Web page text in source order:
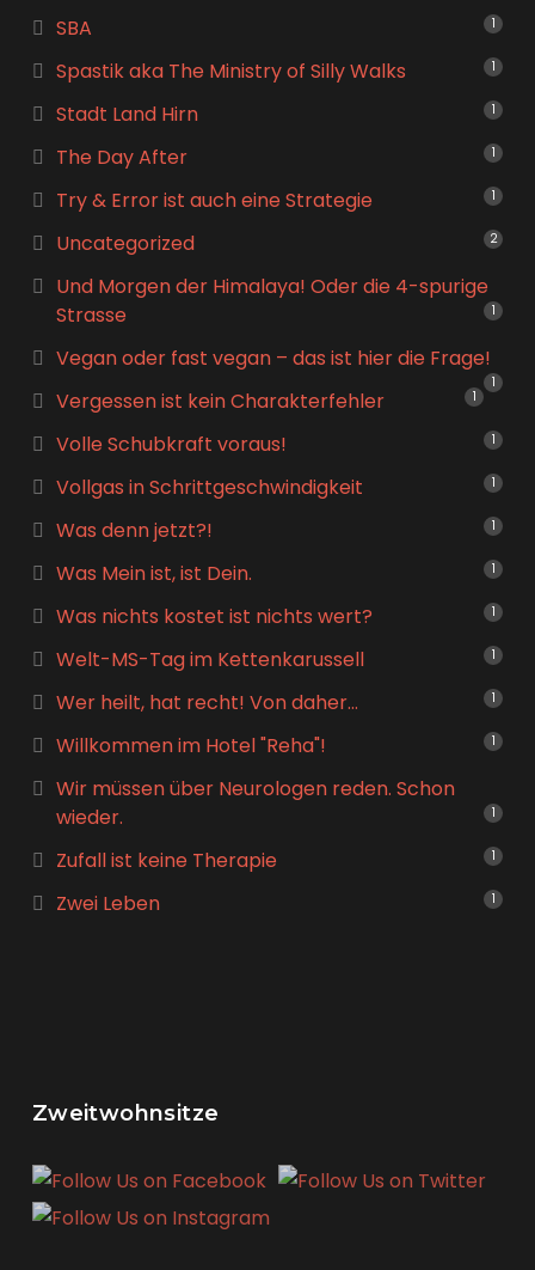
SBA 1
Spastik aka The Ministry of Silly Walks 1
Stadt Land Hirn 1
The Day After 1
Try & Error ist auch eine Strategie 1
Uncategorized 2
Und Morgen der Himalaya! Oder die 4-spurige
Strasse
1
Vegan oder fast vegan – das ist hier die Frage!
1
Vergessen ist kein Charakterfehler 1
Volle Schubkraft voraus! 1
Vollgas in Schrittgeschwindigkeit 1
Was denn jetzt?! 1
Was Mein ist, ist Dein. 1
Was nichts kostet ist nichts wert? 1
Welt-MS-Tag im Kettenkarussell 1
Wer heilt, hat recht! Von daher… 1
Willkommen im Hotel "Reha"! 1
Wir müssen über Neurologen reden. Schon
wieder.
1
Zufall ist keine Therapie 1
Zwei Leben 1
Zweitwohnsitze